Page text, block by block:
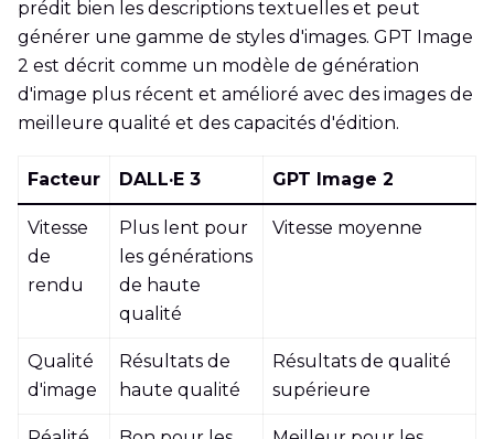
prédit bien les descriptions textuelles et peut
générer une gamme de styles d'images. GPT Image
2 est décrit comme un modèle de génération
d'image plus récent et amélioré avec des images de
meilleure qualité et des capacités d'édition.
Facteur DALL·E 3 GPT Image 2
Vitesse
de
rendu
Plus lent pour
les générations
de haute
qualité
Vitesse moyenne
Qualité
d'image
Résultats de
haute qualité
Résultats de qualité
supérieure